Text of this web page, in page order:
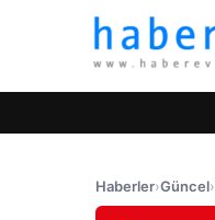
Haberler›Güncel›